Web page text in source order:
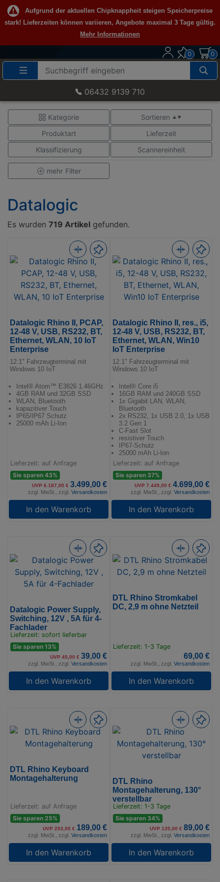
Aufgrund der aktuellen Chipknappheit steigen Speicherpreise
stark! Lieferzeiten können variieren, Angebote maximal 3 Tage gültig.
Mehr Informationen
Suche
Eingabefeld
0 0
06432 9139 710
Kategorie Sortieren ▲ ▼
Produktart
Lieferzeit
Klassifizierung
Scannereinheit
mehr Filter
Datalogic
Es wurden 719 Artikel gefunden.
Datalogic Rhino II, PCAP,
12-48 V, USB, RS232, BT,
Ethernet, WLAN, 10 IoT
Enterprise
12.1" Fahrzeugterminal mit
Windows 10 IoT
Intel® Atom™ E3826 1.46GHz
4GB RAM und 32GB SSD
WLAN, Bluetooth
kapazitiver Touch
IP65/IP67 Schutz
25000 mAh Li-Ion
Lieferzeit: auf Anfrage
Sie sparen 43%
UVP 6.187,00 € 3.499,00 €
zzgl. MwSt., zzgl. Versandkosten
In den Warenkorb
Datalogic Rhino II, res., i5,
12-48 V, USB, RS232, BT,
Ethernet, WLAN, Win10
IoT Enterprise
12.1" Fahrzeugterminal mit
Windows 10 IoT
Intel® Core i5
16GB RAM und 240GB SSD
1x Gigabit LAN, WLAN,
Bluetooth
2x RS232, 1x USB 2.0, 1x USB
3.2 Gen 1
C-Fast Slot
resistiver Touch
IP67-Schutz
25000 mAh Li-Ion
Lieferzeit: auf Anfrage
Sie sparen 37%
UVP 7.449,00 € 4.699,00 €
zzgl. MwSt., zzgl. Versandkosten
In den Warenkorb
Datalogic Power Supply,
Switching, 12V , 5A für 4-
Fachlader
Lieferzeit: sofort lieferbar
Sie sparen 13%
UVP 45,00 € 39,00 €
zzgl. MwSt., zzgl. Versandkosten
In den Warenkorb
DTL Rhino Stromkabel
DC, 2,9 m ohne Netzteil
Lieferzeit: 1-3 Tage
69,00 €
zzgl. MwSt., zzgl. Versandkosten
In den Warenkorb
DTL Rhino Keyboard
Montagehalterung
Lieferzeit: auf Anfrage
Sie sparen 25%
UVP 253,00 € 189,00 €
zzgl. MwSt., zzgl. Versandkosten
In den Warenkorb
DTL Rhino
Montagehalterung, 130°
verstellbar
Lieferzeit: 1-3 Tage
Sie sparen 34%
UVP 135,00 € 89,00 €
zzgl. MwSt., zzgl. Versandkosten
In den Warenkorb